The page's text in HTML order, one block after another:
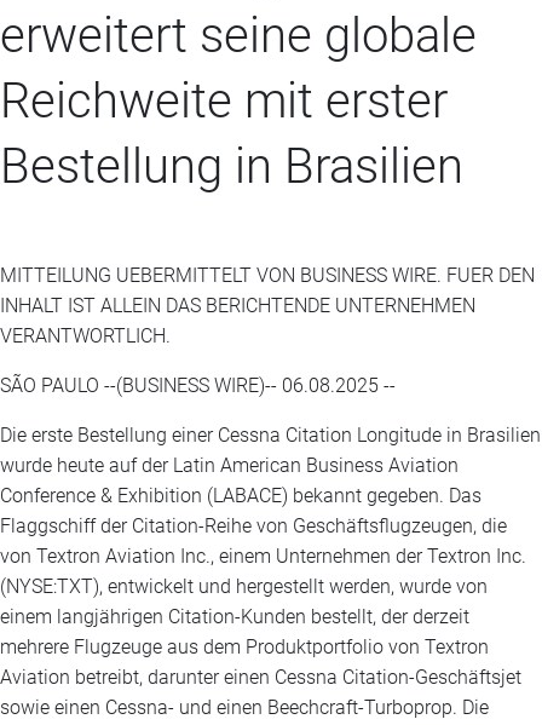
erweitert seine globale
Reichweite mit erster
Bestellung in Brasilien
MITTEILUNG UEBERMITTELT VON BUSINESS WIRE. FUER DEN
INHALT IST ALLEIN DAS BERICHTENDE UNTERNEHMEN
VERANTWORTLICH.
SÃO PAULO --(BUSINESS WIRE)-- 06.08.2025 --
Die erste Bestellung einer Cessna Citation Longitude in Brasilien
wurde heute auf der Latin American Business Aviation
Conference & Exhibition (LABACE) bekannt gegeben. Das
Flaggschiff der Citation-Reihe von Geschäftsflugzeugen, die
von Textron Aviation Inc., einem Unternehmen der Textron Inc.
(NYSE:TXT), entwickelt und hergestellt werden, wurde von
einem langjährigen Citation-Kunden bestellt, der derzeit
mehrere Flugzeuge aus dem Produktportfolio von Textron
Aviation betreibt, darunter einen Cessna Citation-Geschäftsjet
sowie einen Cessna- und einen Beechcraft-Turboprop. Die